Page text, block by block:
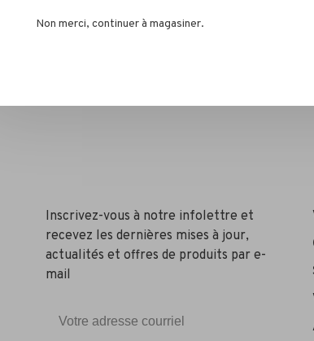
Inscrivez-vous à notre infolettre et
recevez les dernières mises à jour,
actualités et offres de produits par e-
mail
Non merci, continuer à magasiner.